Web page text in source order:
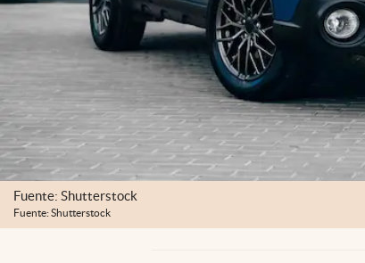
Fuente: Shutterstock
Fuente: Shutterstock